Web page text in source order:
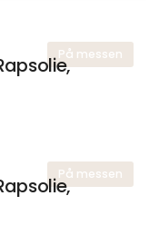
På messen
På messen